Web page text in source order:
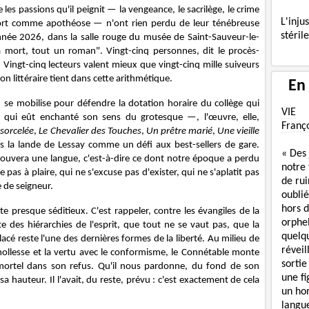
passions qu'il peignit — la vengeance, le sacrilège, le crime
comme apothéose — n'ont rien perdu de leur ténébreuse
2026, dans la salle rouge du musée de Saint-Sauveur-le-
mort, tout un roman". Vingt-cinq personnes, dit le procès-
cinq lecteurs valent mieux que vingt-cinq mille suiveurs
littéraire tient dans cette arithmétique.
mobilise pour défendre la dotation horaire du collège qui
eût enchanté son sens du grotesque —, l'œuvre, elle,
,Le Chevalier des Touches, Un prêtre marié, Une vieille
lande de Lessay comme un défi aux best-sellers de gare.
une langue, c'est-à-dire ce dont notre époque a perdu
à plaire, qui ne s'excuse pas d'exister, qui ne s'aplatit pas
seigneur.
presque séditieux. C'est rappeler, contre les évangiles de la
des hiérarchies de l'esprit, que tout ne se vaut pas, que la
reste l'une des dernières formes de la liberté. Au milieu de
et la vertu avec le conformisme, le Connétable monte
dans son refus. Qu'il nous pardonne, du fond de son
hauteur. Il l'avait, du reste, prévu : c'est exactement de cela
VIE
«
notre
de
hors
sortie
une
un